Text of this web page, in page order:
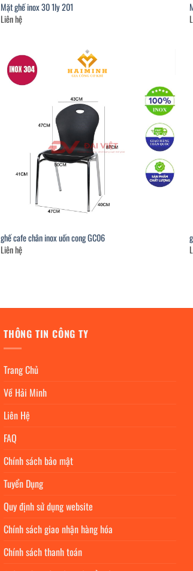
Mặt ghế inox 30 1ly 201
Liên hệ
ghế cafe chân inox uốn cong GC06
Liên hệ
THÔNG TIN CÔNG TY
Trang Chủ
Về Hải Minh
Liên Hệ
FAQ
Chính sách bảo mật
Tuyển Dụng
Quy định sử dụng website
Chính sách giao nhận hàng hóa
Chính sách thanh toán